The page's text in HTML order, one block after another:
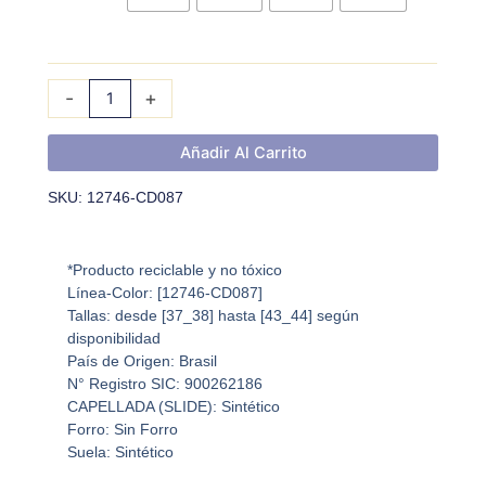
-
THONG
cantidad
+
Añadir Al Carrito
SKU: 12746-CD087
*Producto reciclable y no tóxico
Línea-Color: [12746-CD087]
Tallas: desde [37_38] hasta [43_44] según
disponibilidad
País de Origen: Brasil
N° Registro SIC: 900262186
CAPELLADA (SLIDE): Sintético
Forro: Sin Forro
Suela: Sintético